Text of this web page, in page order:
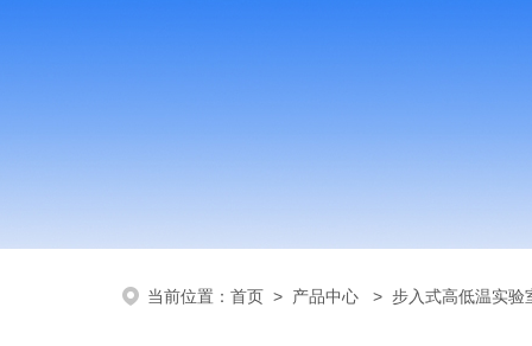
当前位置： 首页 > 产品中心 > 步入式高低温实验